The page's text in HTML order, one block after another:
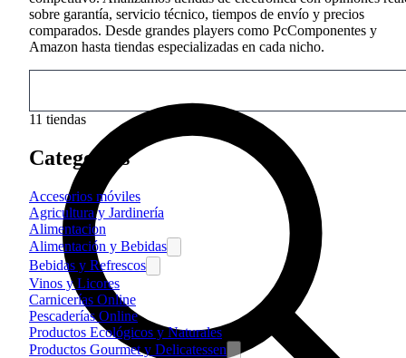
sobre garantía, servicio técnico, tiempos de envío y precios
comparados. Desde grandes players como PcComponentes y
Amazon hasta tiendas especializadas en cada nicho.
11 tiendas
Categorías
Accesorios móviles
Agricultura y Jardinería
Alimentacion
Alimentación y Bebidas
Bebidas y Refrescos
Vinos y Licores
Carnicerías Online
Pescaderías Online
Productos Ecológicos y Naturales
Productos Gourmet y Delicatessen